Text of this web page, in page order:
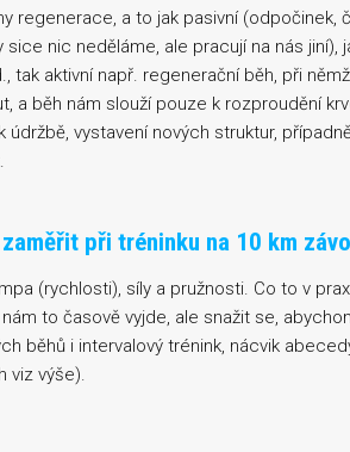
regenerace, a to jak pasivní (odpočinek,
nic neděláme, ale pracují na nás jiní),
tak aktivní např. regenerační běh, při
a běh nám slouží pouze k rozproudění
vystavení nových struktur,
při tréninku na 10 km
(rychlosti), síly a pružnosti. Co to v
to časově vyjde, ale snažit se,
běhů i intervalový trénink, nácvik
viz výše).